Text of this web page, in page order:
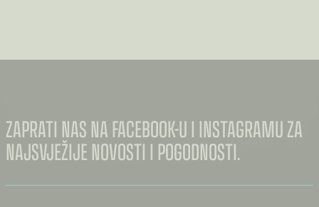
ZAPRATI NAS NA FACEBOOK-U I INSTAGRAMU ZA
NAJSVJEŽIJE NOVOSTI I POGODNOSTI.